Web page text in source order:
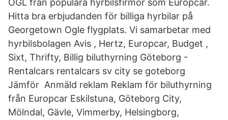
OGL från populära hyrbilsfirmor som Europcar.
Hitta bra erbjudanden för billiga hyrbilar på
Georgetown Ogle flygplats. Vi samarbetar med
hyrbilsbolagen Avis , Hertz, Europcar, Budget ,
Sixt, Thrifty, Billig biluthyrning Göteborg -
Rentalcars rentalcars sv city se goteborg
Jämför Anmäld reklam Reklam för biluthyrning
från Europcar Eskilstuna, Göteborg City,
Mölndal, Gävle, Vimmerby, Helsingborg,